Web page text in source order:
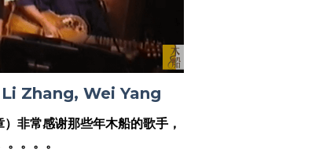
Li Zhang, Wei Yang
非常感谢那些年木船的歌手，
。。。